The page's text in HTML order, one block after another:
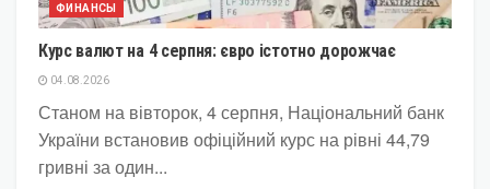
ФИНАНСЫ
Курс валют на 4 серпня: євро істотно дорожчає
04.08.2026
Станом на вівторок, 4 серпня, Національний банк
України встановив офіційний курс на рівні 44,79
гривні за один...